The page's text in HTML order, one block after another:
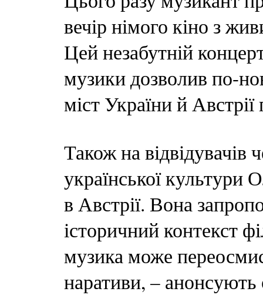
вечір німого кіно з
Цей незабутній
музики дозволив по-
міст України й
Також на відвідувачів
української культури
в Австрії. Вона
історичний контекст
музика може
наративи, – анонсують